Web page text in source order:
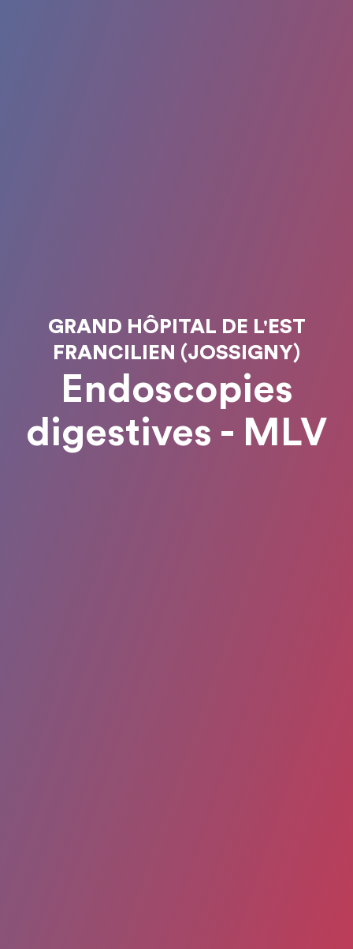
GRAND HÔPITAL DE L'EST
FRANCILIEN (JOSSIGNY)
Endoscopies
digestives - MLV